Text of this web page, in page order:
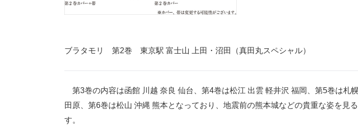
ブラタモリ 第2巻 東京駅 富士山 上田・沼田（真田丸スペシャル）
第3巻の内容は函館 川越 奈良 仙台、第4巻は松江 出雲 軽井沢 福岡、第5巻は札
田原、第6巻は松山 沖縄 熊本となっており、地震前の熊本城などの貴重な姿を見
す。